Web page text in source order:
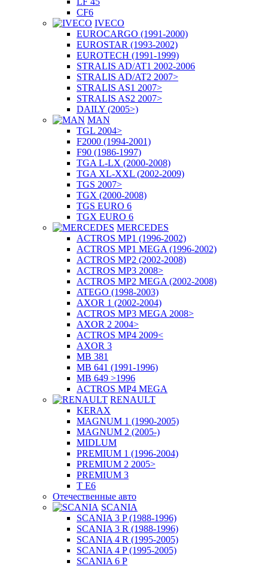
CF6
IVECO
EUROCARGO (1991-2000)
EUROSTAR (1993-2002)
EUROTECH (1991-1999)
STRALIS AD/AT1 2002-2006
STRALIS AD/AT2 2007>
STRALIS AS1 2007>
STRALIS AS2 2007>
DAILY (2005>)
MAN
TGL 2004>
F2000 (1994-2001)
F90 (1986-1997)
TGA L-LX (2000-2008)
TGA XL-XXL (2002-2009)
TGS 2007>
TGX (2000-2008)
TGS EURO 6
TGX EURO 6
MERCEDES
ACTROS MP1 (1996-2002)
ACTROS MP1 MEGA (1996-2002)
ACTROS MP2 (2002-2008)
ACTROS MP3 2008>
ACTROS MP2 MEGA (2002-2008)
ATEGO (1998-2003)
AXOR 1 (2002-2004)
ACTROS MP3 MEGA 2008>
AXOR 2 2004>
ACTROS MP4 2009<
AXOR 3
MB 381
MB 641 (1991-1996)
MB 649 >1996
ACTROS MP4 MEGA
RENAULT
KERAX
MAGNUM 1 (1990-2005)
MAGNUM 2 (2005-)
MIDLUM
PREMIUM 1 (1996-2004)
PREMIUM 2 2005>
PREMIUM 3
T E6
Отечественные авто
SCANIA
SCANIA 3 P (1988-1996)
SCANIA 3 R (1988-1996)
SCANIA 4 R (1995-2005)
SCANIA 4 P (1995-2005)
SCANIA 6 P